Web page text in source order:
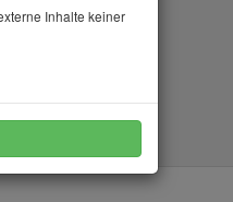
Inhalte keiner